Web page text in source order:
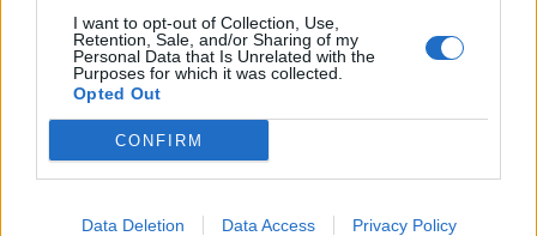
I want to opt-out of Collection, Use,
Retention, Sale, and/or Sharing of my
Personal Data that Is Unrelated with the
Purposes for which it was collected.
Opted Out
CONFIRM
Data Deletion Data Access Privacy Policy
Βίντεο
06:21
Το αφράτο και κρεμώδες νηστίσιμο παγωτό βανίλια,
χωρίς παγωτομηχανή
κάνουμε στο σπίτι πριν κλείσουμε την πόρτα